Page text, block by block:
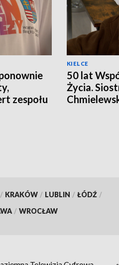
zespołu
KIELCE
50 lat
Życia.
/ KRAKÓW / LUBLIN / ŁÓDŹ /
/ WROCŁAW